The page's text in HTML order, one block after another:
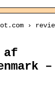
›
af
–